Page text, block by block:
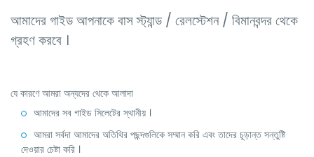
আমাদের গাইড আপনাকে বাস স্ট্যান্ড / রেলস্টেশন / বিমানবন্দর থেকে
গ্রহণ করবে ।
যে কারণে আমরা অন্যদের থেকে আলাদা
আমাদের সব গাইড সিলেটের স্থানীয় ।
আমরা সর্বদা আমাদের অতিথির পছন্দগুলিকে সম্মান করি এবং তাদের চূড়ান্ত সন্তুষ্টি
দেওয়ার চেষ্টা করি ।